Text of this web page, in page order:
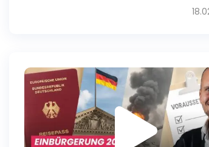
ل
ف
ت